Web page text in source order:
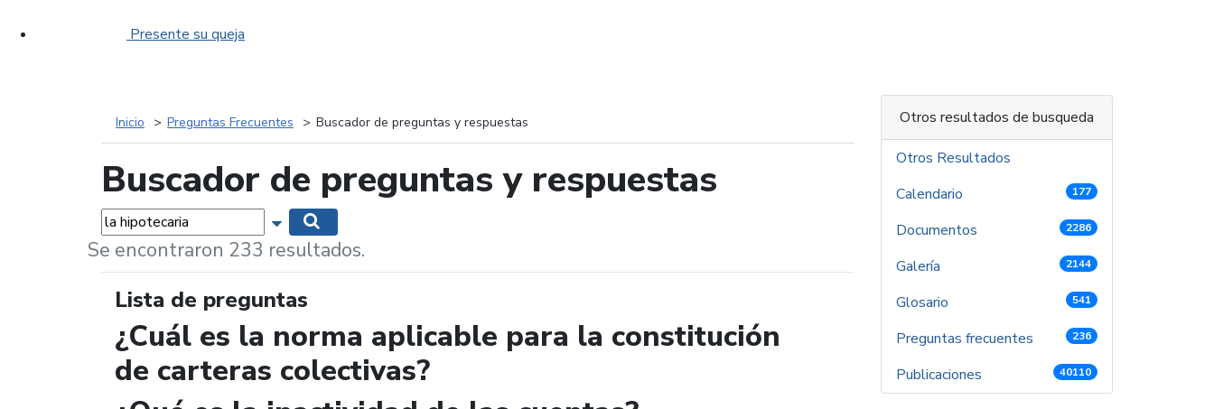
Presente su queja
Inicio Preguntas Frecuentes Buscador de preguntas y respuestas
Buscador de preguntas y respuestas
Palabras... Mostrar opciones de búsqueda
Se encontraron 233 resultados.
Lista de preguntas
¿Cuál es la norma aplicable para la constitución
de carteras colectivas?
Otros resultados de busqueda
Otros Resultados
Calendario
177
Documentos 2286
Galería 2144
Glosario 541
Preguntas frecuentes 236
Publicaciones 40110